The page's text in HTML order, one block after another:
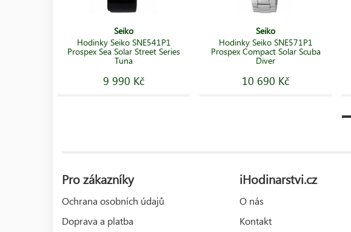
Seiko
Hodinky Seiko SNE541P1
Prospex Sea Solar Street Series
Tuna
9 990 Kč
Seiko
Hodinky Seiko SNE571P1
Prospex Compact Solar Scuba
Diver
10 690 Kč
Pro zákazníky
Ochrana osobních údajů
Doprava a platba
iHodinarstvi.cz
O nás
Kontakt